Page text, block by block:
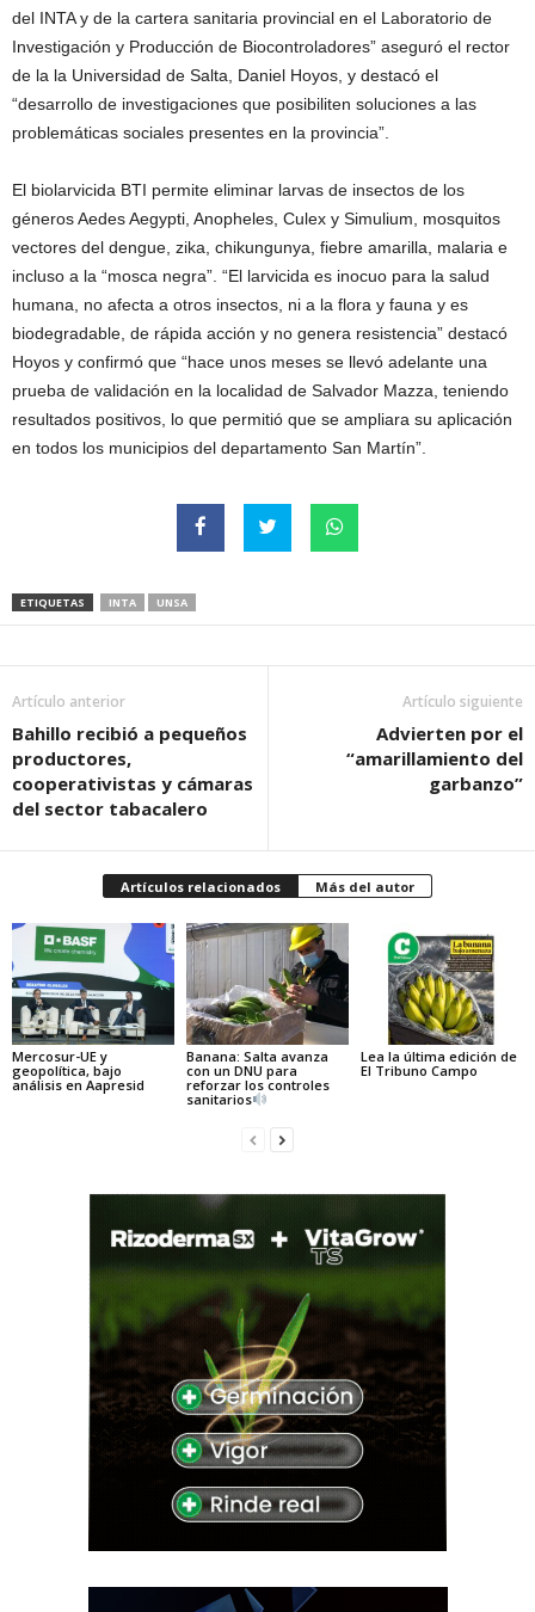
del INTA y de la cartera sanitaria provincial en el Laboratorio de
Investigación y Producción de Biocontroladores” aseguró el rector
de la la Universidad de Salta, Daniel Hoyos, y destacó el
“desarrollo de investigaciones que posibiliten soluciones a las
problemáticas sociales presentes en la provincia”.
El biolarvicida BTI permite eliminar larvas de insectos de los
géneros Aedes Aegypti, Anopheles, Culex y Simulium, mosquitos
vectores del dengue, zika, chikungunya, fiebre amarilla, malaria e
incluso a la “mosca negra”. “El larvicida es inocuo para la salud
humana, no afecta a otros insectos, ni a la flora y fauna y es
biodegradable, de rápida acción y no genera resistencia” destacó
Hoyos y confirmó que “hace unos meses se llevó adelante una
prueba de validación en la localidad de Salvador Mazza, teniendo
resultados positivos, lo que permitió que se ampliara su aplicación
en todos los municipios del departamento San Martín”.
ETIQUETAS INTA UNSA
Artículo anterior
Bahillo recibió a pequeños
productores,
cooperativistas y cámaras
del sector tabacalero
Artículo siguiente
Advierten por el
“amarillamiento del
garbanzo”
Artículos relacionados Más del autor
Mercosur-UE y
geopolítica, bajo
análisis en Aapresid
Banana: Salta avanza
con un DNU para
reforzar los controles
sanitarios
Lea la última edición de
El Tribuno Campo